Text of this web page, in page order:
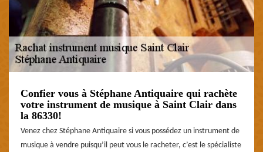
Confier vous à Stéphane Antiquaire qui rachète
votre instrument de musique à Saint Clair dans
la 86330!
Venez chez Stéphane Antiquaire si vous possédez un instrument de
musique à vendre puisqu’il peut vous le racheter, c’est le spécialiste